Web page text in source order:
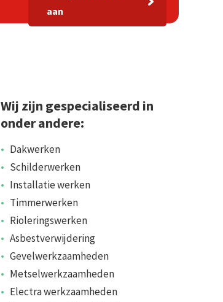
aan
Wij zijn gespecialiseerd in
onder andere:
Dakwerken
Schilderwerken
Installatie werken
Timmerwerken
Rioleringswerken
Asbestverwijdering
Gevelwerkzaamheden
Metselwerkzaamheden
Electra werkzaamheden